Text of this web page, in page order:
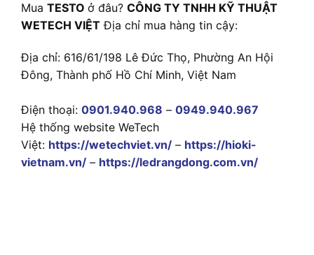
Mua TESTO ở đâu? CÔNG TY TNHH KỸ THUẬT
WETECH VIỆT Địa chỉ mua hàng tin cậy:
Địa chỉ: 616/61/198 Lê Đức Thọ, Phường An Hội
Đông, Thành phố Hồ Chí Minh, Việt Nam
Điện thoại: 0901.940.968 – 0949.940.967
Hệ thống website WeTech
Việt: https://wetechviet.vn/ – https://hioki-
vietnam.vn/ – https://ledrangdong.com.vn/